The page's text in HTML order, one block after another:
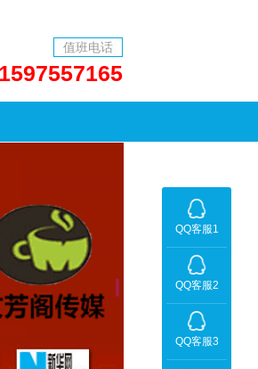
值班电话
1597557165
QQ客服1
QQ客服2
QQ客服3